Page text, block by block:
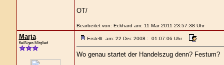
OT/
Bearbeitet von: Eckhard am: 11 Mar 2011 23:57:38 Uhr
Marja
fleißiges Mitglied
Erstellt am: 22 Dec 2008 : 01:07:06 Uhr
Wo genau startet der Handelszug denn? Festum?